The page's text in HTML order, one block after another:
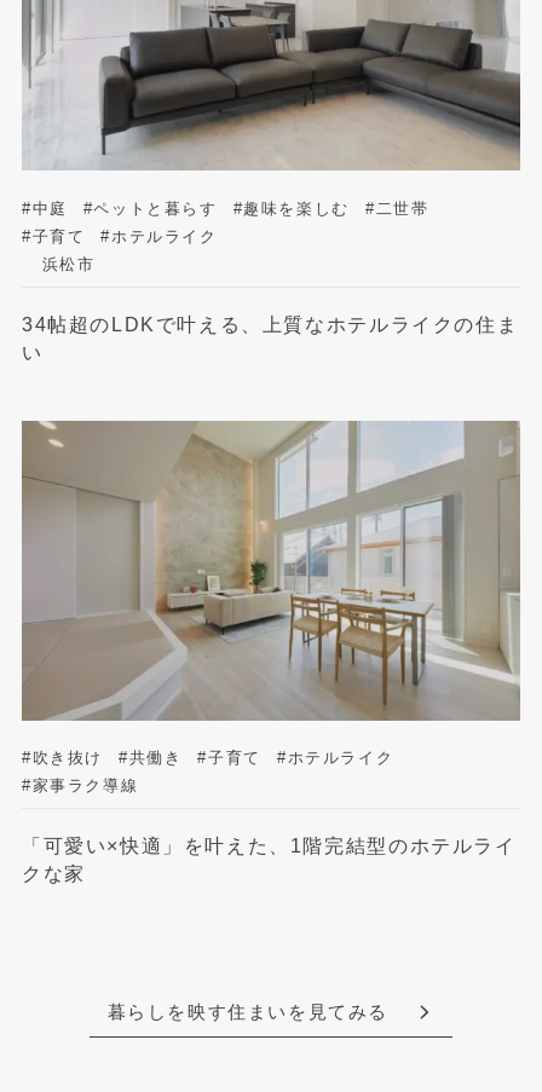
#中庭 #ペットと暮らす #趣味を楽しむ
#二世帯
#子育て
#ホテルライク
浜松市
34帖超のLDKで叶える、上質なホテルライクの住ま
い
#吹き抜け #共働き #子育て
#ホテルライク
#家事ラク導線
「可愛い×快適」を叶えた、1階完結型のホテルライ
クな家
暮らしを映す住まいを見てみる